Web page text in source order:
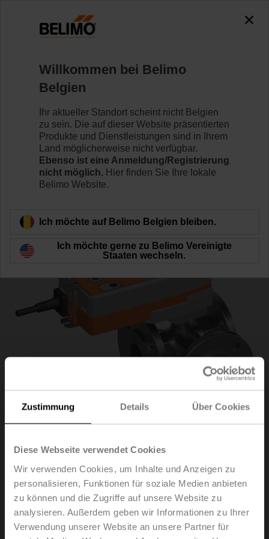
Zustimmung Details Über Cookies
Diese Webseite verwendet Cookies
Wir verwenden Cookies, um Inhalte und Anzeigen zu
personalisieren, Funktionen für soziale Medien anbieten
zu können und die Zugriffe auf unsere Website zu
analysieren. Außerdem geben wir Informationen zu Ihrer
Verwendung unserer Website an unsere Partner für
R7032R-B3+SRFA-O
Mehr erfahren
Zurück zur Produktkategorie
R7032R-B3+SRFA-O
Umschaltkugelhahn, 3-Weg, DN 32, Flansch, PN 6, ps
600 kPa, Kvs 32 m³/h, Mediumstemperatur -10...100°C
[14...212°F]
Willkommen bei Belimo
Belgien
Ihr aktueller Standort scheint nicht Belgien
zu sein. Die auf dieser Website präsentierten
Produkte und Dienstleistungen sind in Ihrem
Land möglicherweise nicht verfügbar.
Ebenso ist eine Anmeldung/Registrierung
nicht möglich. Hier finden Sie Ihre lokale
Belimo Website.
Ich möchte auf Belimo Belgien bleiben.
Ich möchte gerne zu Belimo Vereinigte
Staaten wechseln.